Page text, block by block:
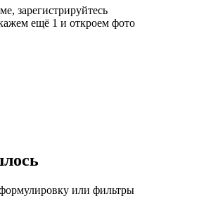
зарегистрируйтесь
ещё 1 и откроем фото
или фильтры